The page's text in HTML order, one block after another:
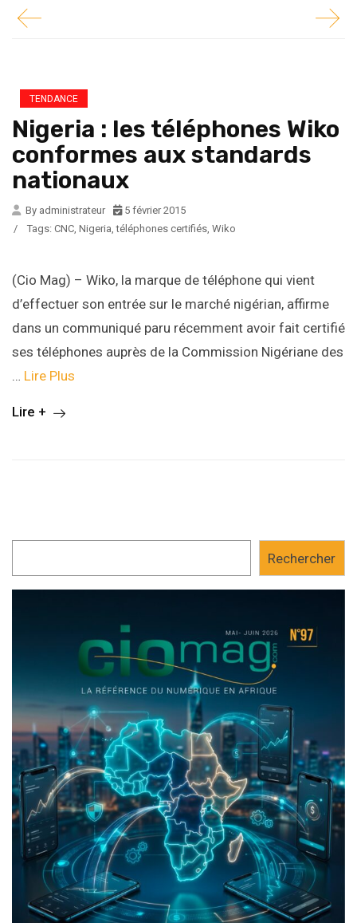
TENDANCE
Nigeria : les téléphones Wiko
conformes aux standards
nationaux
By administrateur
5 février 2015
/
Tags: CNC, Nigeria,téléphones certifiés, Wiko
(Cio Mag) – Wiko, la marque de téléphone qui vient
d’effectuer son entrée sur le marché nigérian, affirme
dans un communiqué paru récemment avoir fait certifié
ses téléphones auprès de la Commission Nigériane des
… Lire Plus
Lire +
Rechercher